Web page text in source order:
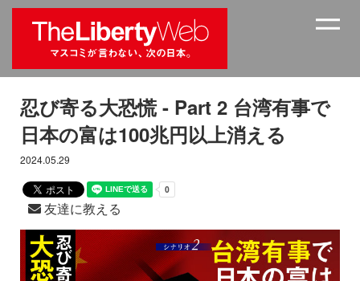
忍び寄る大恐慌 - Part 2 台湾有事で
日本の富は100兆円以上消える
2024.05.29
友達に教える